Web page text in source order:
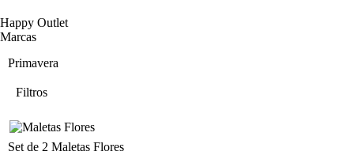
Happy Outlet
Marcas
Primavera
Filtros
Set de 2 Maletas Flores